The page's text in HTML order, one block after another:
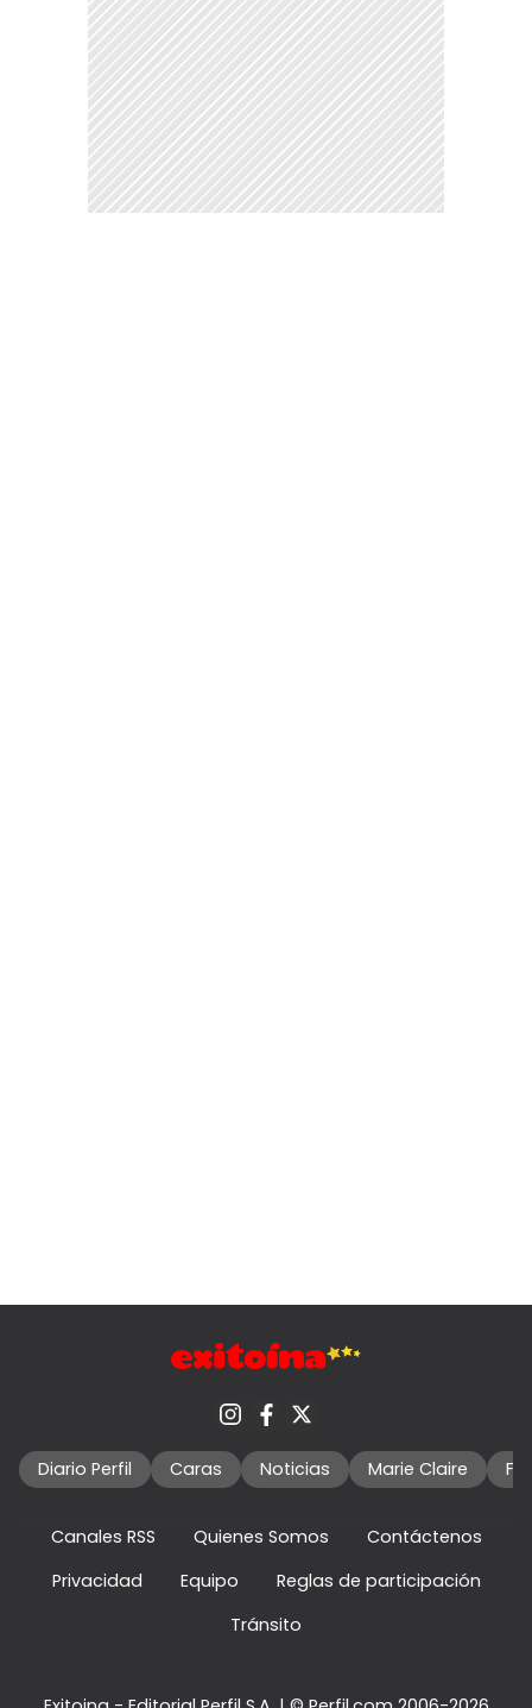
Diario Perfil Caras Noticias Marie Claire
Canales RSS Quienes Somos
Contáctenos
Privacidad
Equipo
Reglas de participación
Tránsito